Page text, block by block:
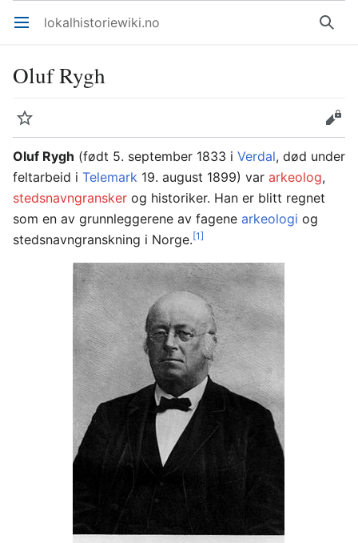
Åpne hovedmenyen lokalhistoriewiki.no Søk
Oluf Rygh
Overvåk
Rediger
Oluf Rygh (født 5. september 1833 i Verdal, død under
feltarbeid i Telemark 19. august 1899) var arkeolog,
stedsnavngransker og historiker. Han er blitt regnet
som en av grunnleggerene av fagene arkeologi og
stedsnavngranskning i Norge.[1]